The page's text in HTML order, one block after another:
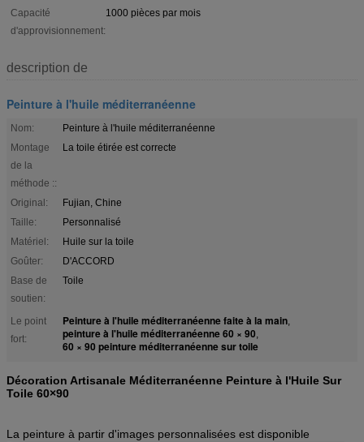
Capacité
d'approvisionnement:
1000 pièces par mois
description de
Peinture à l'huile méditerranéenne
Nom:
Peinture à l'huile méditerranéenne
Montage
de la
méthode ::
La toile étirée est correcte
Original:
Fujian, Chine
Taille:
Personnalisé
Matériel:
Huile sur la toile
Goûter:
D'ACCORD
Base de
soutien:
Toile
Le point
fort:
Peinture à l'huile méditerranéenne faite à la main,
peinture à l'huile méditerranéenne 60 × 90,
60 × 90 peinture méditerranéenne sur toile
Décoration Artisanale Méditerranéenne Peinture à l'Huile Sur
Toile 60×90
La peinture à partir d'images personnalisées est disponible